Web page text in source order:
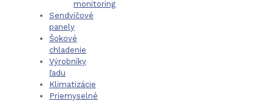
monitoring
Sendvičové
panely
Šokové
chladenie
Výrobníky
ľadu
Klimatizácie
Priemyselné